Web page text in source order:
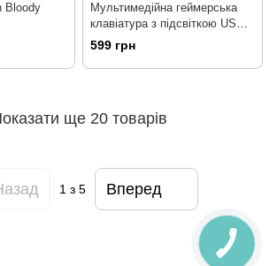
Bloody
Мультимедійна геймерська
клавіатура з підсвіткою USB
Havit HV-KB510L
599 грн
ще 20 товарів
1з 5 Вперед